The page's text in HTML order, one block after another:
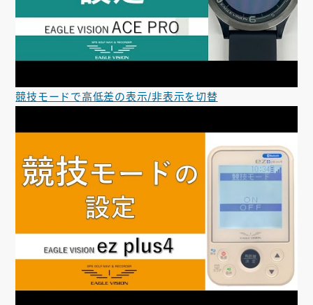
競技モードで高低差の表示/非表示を切替